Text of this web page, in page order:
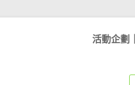
活動企劃